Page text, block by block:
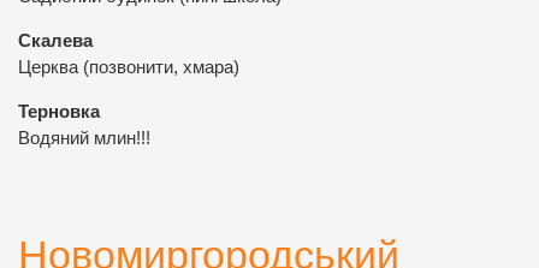
Скалева
Церква (позвонити, хмара)
Терновка
Водяний млин!!!
Новомиргородський